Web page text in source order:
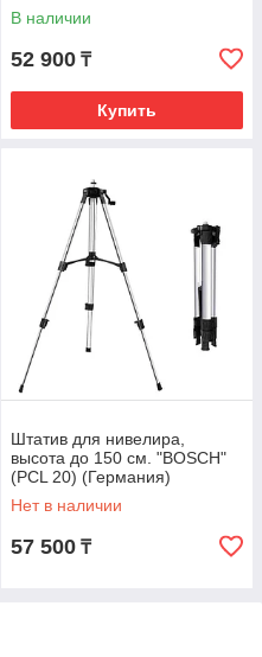
В наличии
52 900 ₸
Купить
Штатив для нивелира,
высота до 150 см. "BOSCH"
(PCL 20) (Германия)
Нет в наличии
57 500 ₸